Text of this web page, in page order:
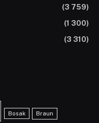
(3 759)
(1 300)
(3 310)
Bosak Braun